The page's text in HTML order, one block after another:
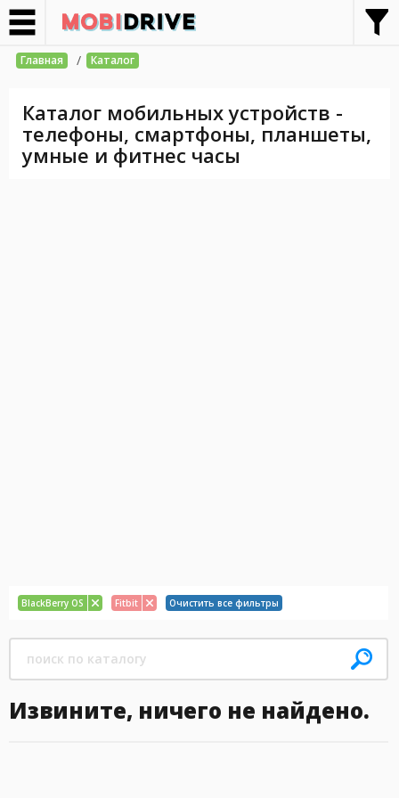
Главная / Каталог
Каталог мобильных устройств -
телефоны, смартфоны, планшеты,
умные и фитнес часы
BlackBerry OS Fitbit Очистить все фильтры
Извините, ничего не найдено.